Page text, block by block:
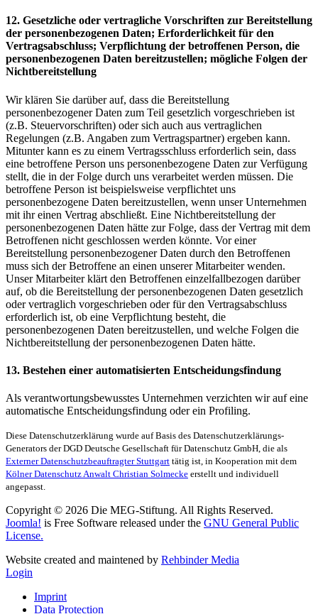
12. Gesetzliche oder vertragliche Vorschriften zur Bereitstellung
der personenbezogenen Daten; Erforderlichkeit für den
Vertragsabschluss; Verpflichtung der betroffenen Person, die
personenbezogenen Daten bereitzustellen; mögliche Folgen der
Nichtbereitstellung
Wir klären Sie darüber auf, dass die Bereitstellung
personenbezogener Daten zum Teil gesetzlich vorgeschrieben ist
(z.B. Steuervorschriften) oder sich auch aus vertraglichen
Regelungen (z.B. Angaben zum Vertragspartner) ergeben kann.
Mitunter kann es zu einem Vertragsschluss erforderlich sein, dass
eine betroffene Person uns personenbezogene Daten zur Verfügung
stellt, die in der Folge durch uns verarbeitet werden müssen. Die
betroffene Person ist beispielsweise verpflichtet uns
personenbezogene Daten bereitzustellen, wenn unser Unternehmen
mit ihr einen Vertrag abschließt. Eine Nichtbereitstellung der
personenbezogenen Daten hätte zur Folge, dass der Vertrag mit dem
Betroffenen nicht geschlossen werden könnte. Vor einer
Bereitstellung personenbezogener Daten durch den Betroffenen
muss sich der Betroffene an einen unserer Mitarbeiter wenden.
Unser Mitarbeiter klärt den Betroffenen einzelfallbezogen darüber
auf, ob die Bereitstellung der personenbezogenen Daten gesetzlich
oder vertraglich vorgeschrieben oder für den Vertragsabschluss
erforderlich ist, ob eine Verpflichtung besteht, die
personenbezogenen Daten bereitzustellen, und welche Folgen die
Nichtbereitstellung der personenbezogenen Daten hätte.
13. Bestehen einer automatisierten Entscheidungsfindung
Als verantwortungsbewusstes Unternehmen verzichten wir auf eine
automatische Entscheidungsfindung oder ein Profiling.
Diese Datenschutzerklärung wurde auf Basis des Datenschutzerklärungs-
Generators der DGD Deutsche Gesellschaft für Datenschutz GmbH, die als
Externer Datenschutzbeauftragter Stuttgart tätig ist, in Kooperation mit dem
Kölner Datenschutz Anwalt Christian Solmecke erstellt und individuell
angepasst.
Copyright © 2026 Die MEG-Stiftung. All Rights Reserved.
Joomla! is Free Software released under the GNU General Public
License.
Website created and maintened by Rehbinder Media
Login
Imprint
Data Protection